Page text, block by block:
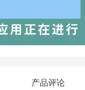
能板
产品评论